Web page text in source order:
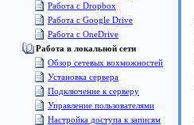
Работа с Dropbox
Работа с Google Drive
Работа с OneDrive
Работа в локальной сети
Обзор сетевых вохможностей
Установка сервера
Подключение к серверу
Управление пользователями
Настройка доступа к записям